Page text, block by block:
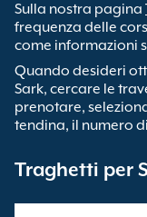
Sulla nostra pagina
frequenza delle
come informazioni
Quando desideri
Sark, cercare le
prenotare,
tendina, il numero
Traghetti per